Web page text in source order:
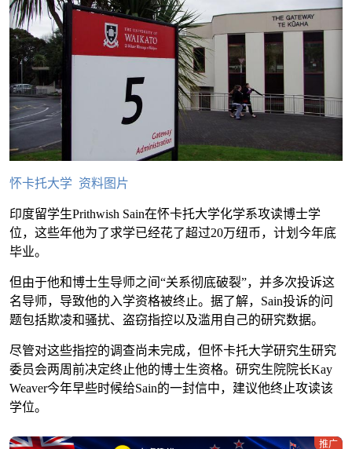
怀卡托大学 资料图片
印度留学生Prithwish Sain在怀卡托大学化学系攻读博士学
位，这些年他为了求学已经花了超过20万纽币，计划今年底
毕业。
但由于他和博士生导师之间“关系彻底破裂”，并多次投诉这
名导师，导致他的入学资格被终止。据了解，Sain投诉的问
题包括欺凌和骚扰、盗窃指控以及滥用自己的研究数据。
尽管对这些指控的调查尚未完成，但怀卡托大学研究生研究
委员会两周前决定终止他的博士生资格。研究生院院长Kay
Weaver今年早些时候给Sain的一封信中，建议他终止攻读该
学位。
推广